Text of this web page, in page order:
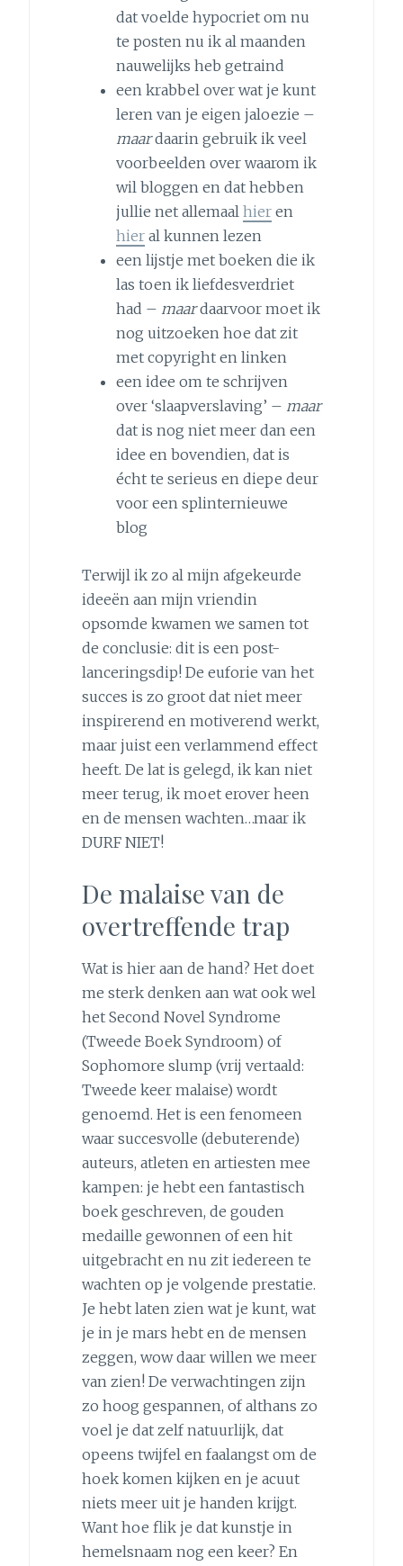
dat voelde hypocriet om nu
te posten nu ik al maanden
nauwelijks heb getraind
een krabbel over wat je kunt
leren van je eigen jaloezie –
maardaarin gebruik ik veel
voorbeelden over waarom ik
wil bloggen en dat hebben
jullie net allemaal hieren
hieral kunnen lezen
een lijstje met boeken die ik
las toen ik liefdesverdriet
had – maardaarvoor moet ik
nog uitzoeken hoe dat zit
met copyright en linken
een idee om te schrijven
over ‘slaapverslaving’ – maar
dat is nog niet meer dan een
idee en bovendien, dat is
écht te serieus en diepe deur
voor een splinternieuwe
blog
Terwijl ik zo al mijn afgekeurde
ideeën aan mijn vriendin
opsomde kwamen we samen tot
de conclusie: dit is een post-
lanceringsdip! De euforie van het
succes is zo groot dat niet meer
inspirerend en motiverend werkt,
maar juist een verlammend effect
heeft. De lat is gelegd, ik kan niet
meer terug, ik moet erover heen
en de mensen wachten…maar ik
DURF NIET!
De malaise van de
overtreffende trap
Wat is hier aan de hand? Het doet
me sterk denken aan wat ook wel
het Second Novel Syndrome
(Tweede Boek Syndroom) of
Sophomore slump (vrij vertaald:
Tweede keer malaise) wordt
genoemd. Het is een fenomeen
waar succesvolle (debuterende)
auteurs, atleten en artiesten mee
kampen: je hebt een fantastisch
boek geschreven, de gouden
medaille gewonnen of een hit
uitgebracht en nu zit iedereen te
wachten op je volgende prestatie.
Je hebt laten zien wat je kunt, wat
je in je mars hebt en de mensen
zeggen, wow daar willen we meer
van zien! De verwachtingen zijn
zo hoog gespannen, of althans zo
voel je dat zelf natuurlijk, dat
opeens twijfel en faalangst om de
hoek komen kijken en je acuut
niets meer uit je handen krijgt.
Want hoe flik je dat kunstje in
hemelsnaam nog een keer? En